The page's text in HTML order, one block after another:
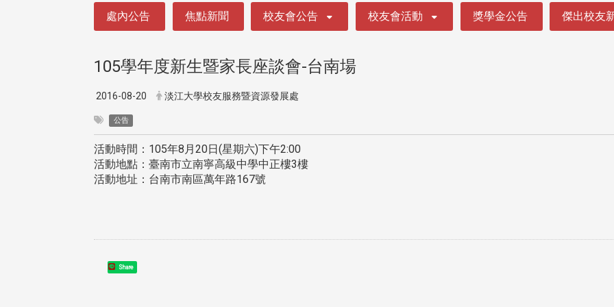
處內公告 焦點新聞 校友會公告 校友會活動 獎學金公告 傑出校友
105學年度新生暨家長座談會-台南場
2016-08-20 淡江大學校友服務暨資源發展處
公告
活動時間：105年8月20日(星期六)下午2:00
活動地點：臺南市立南寧高級中學中正樓3樓
活動地址：台南市南區萬年路167號
Share